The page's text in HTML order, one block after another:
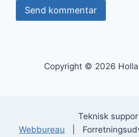
Copyright © 2026
Teknisk
Webbureau |